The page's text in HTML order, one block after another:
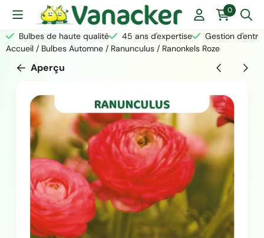
Les préférences de cookies sont actuellement fermées.
0
Bulbes de haute qualité 45 ans d'expertise
Gestion
Accueil / Bulbes Automne / Ranunculus / Ranonkels Roze
Aperçu